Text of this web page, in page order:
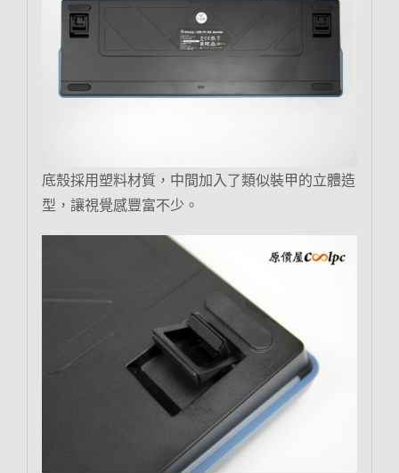
底殼採用塑料材質，中間加入了類似裝甲的立體造
型，讓視覺感豐富不少。